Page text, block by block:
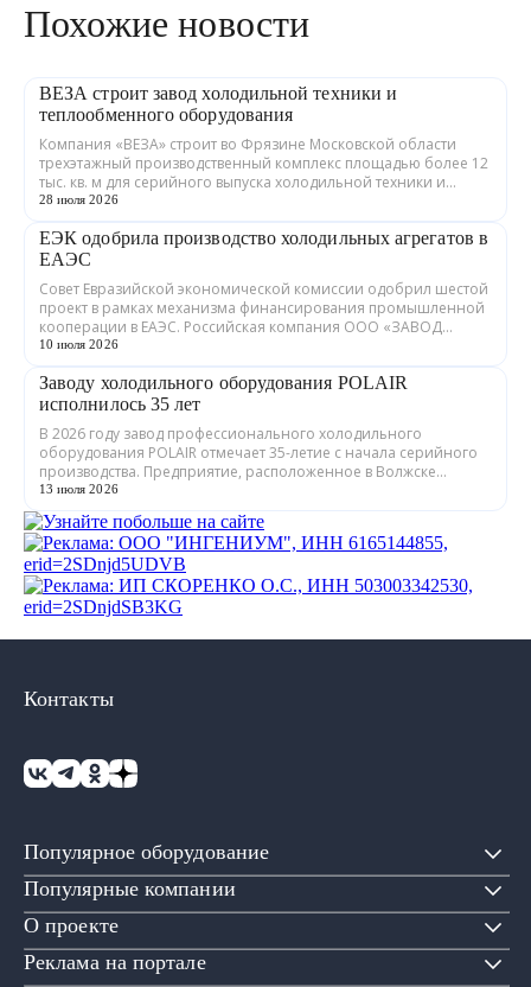
Похожие новости
ВЕЗА строит завод холодильной техники и
теплообменного оборудования
Компания «ВЕЗА» строит во Фрязине Московской области
трехэтажный производственный комплекс площадью более 12
тыс. кв. м для серийного выпуска холодильной техники и
теплообменного оборудования. ...
28 июля 2026
ЕЭК одобрила производство холодильных агрегатов в
ЕАЭС
Совет Евразийской экономической комиссии одобрил шестой
проект в рамках механизма финансирования промышленной
кооперации в ЕАЭС. Российская компания ООО «ЗАВОД
ГРАДИЕНТ» совместно с предприятия...
10 июля 2026
Заводу холодильного оборудования POLAIR
исполнилось 35 лет
В 2026 году завод профессионального холодильного
оборудования POLAIR отмечает 35-летие с начала серийного
производства. Предприятие, расположенное в Волжске
Республики Марий Эл, выпускает обору...
13 июля 2026
Популярное оборудование
Популярные компании
О проекте
Реклама на портале
Контакты